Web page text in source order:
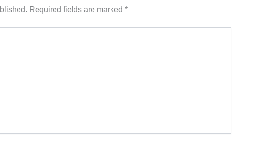
Required fields are marked *